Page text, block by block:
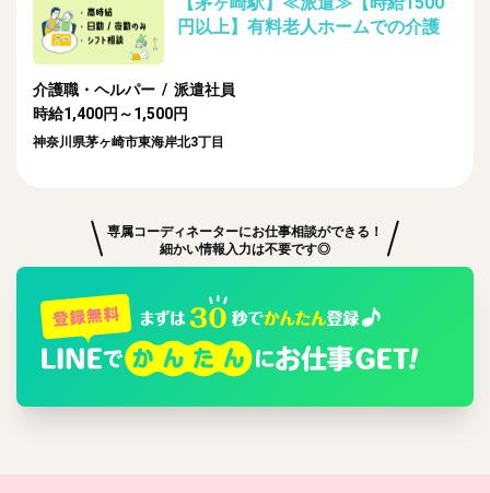
円以上】有料老人ホームでの介護
介護職・ヘルパー / 派遣社員
時給1,400円～1,500円
神奈川県茅ヶ崎市東海岸北3丁目
専属コーディネーターにお仕事相談ができる！
細かい情報入力は不要です◎